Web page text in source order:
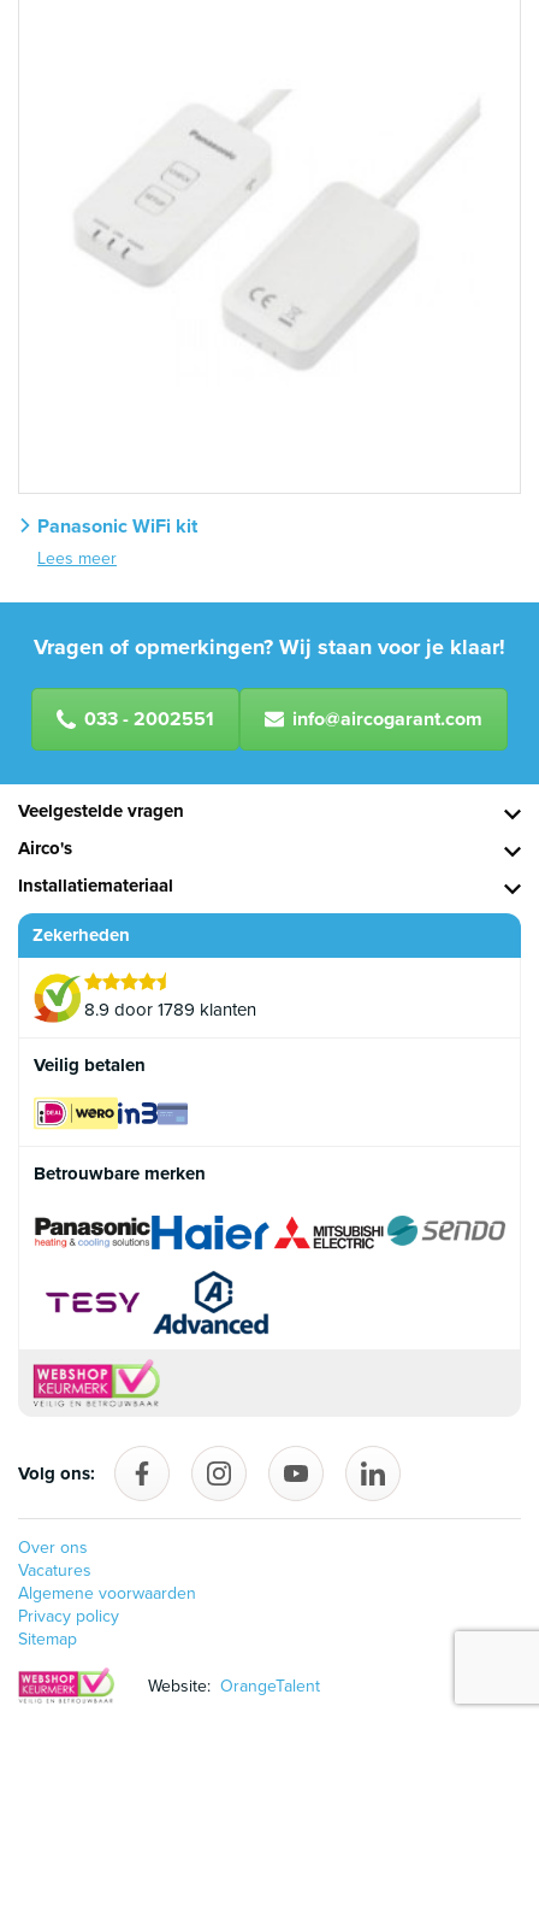
Panasonic WiFi kit
Lees meer
Vragen of opmerkingen? Wij staan voor je klaar!
033 - 2002551 info@aircogarant.com
Veelgestelde vragen
Airco's
Installatiemateriaal
Zekerheden
8.9 door 1789 klanten
Veilig betalen
Betrouwbare merken
Volg ons: Volg ons op Facebook
follow_us_on_instagram
Volg ons op YouTube
Over ons
Vacatures
Algemene voorwaarden
Privacy policy
Sitemap
Website: OrangeTalent